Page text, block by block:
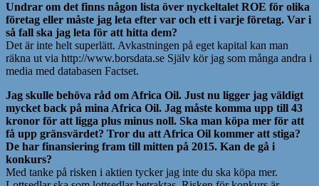
Undrar om det finns någon lista över nyckeltalet ROE för olika
företag eller måste jag leta efter var och ett i varje företag. Var i
så fall ska jag leta för att hitta dem?
Det är inte helt superlätt. Avkastningen på eget kapital kan man
räkna ut via http://www.borsdata.se Själv kör jag som många andra i
media med databasen Factset.
Jag skulle behöva råd om Africa Oil. Just nu ligger jag väldigt
mycket back på mina Africa Oil. Jag måste komma upp till 43
kronor för att ligga plus minus noll. Ska man köpa mer för att
få upp gränsvärdet? Tror du att Africa Oil kommer att stiga?
De har finansiering fram till mitten på 2015. Kan de gå i
konkurs?
Med tanke på risken i aktien tycker jag inte du ska köpa mer.